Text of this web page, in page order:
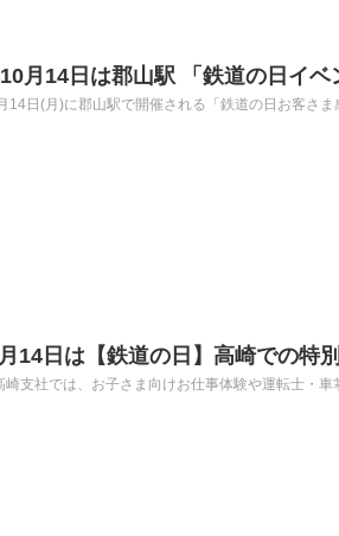
月14日は郡山駅 「鉄道の日イ
14日(月)に郡山駅で開催される「鉄道の日お客さ
14日は【鉄道の日】高崎での特
崎支社では、お子さま向けお仕事体験や運転士・